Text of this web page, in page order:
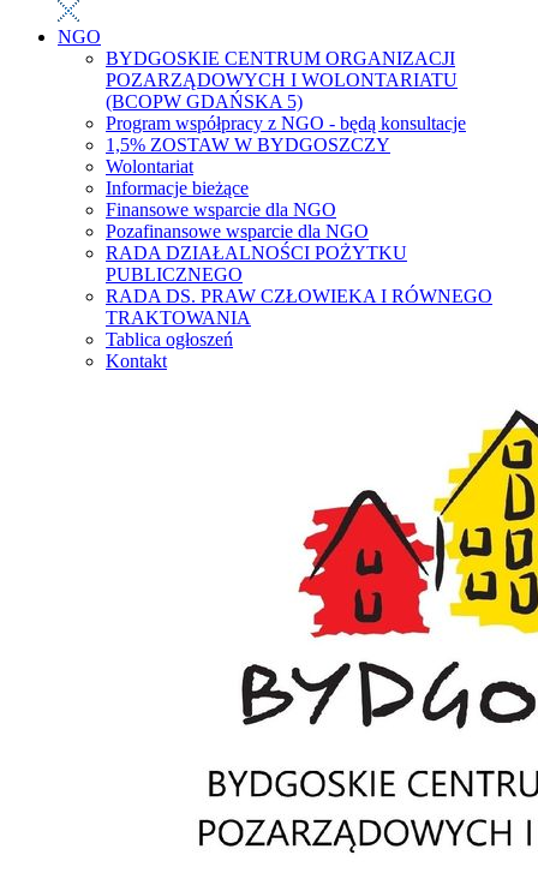
NGO
BYDGOSKIE CENTRUM ORGANIZACJI
POZARZĄDOWYCH I WOLONTARIATU
(BCOPW GDAŃSKA 5)
Program współpracy z NGO - będą konsultacje
1,5% ZOSTAW W BYDGOSZCZY
Wolontariat
Informacje bieżące
Finansowe wsparcie dla NGO
Pozafinansowe wsparcie dla NGO
RADA DZIAŁALNOŚCI POŻYTKU
PUBLICZNEGO
RADA DS. PRAW CZŁOWIEKA I RÓWNEGO
TRAKTOWANIA
Tablica ogłoszeń
Kontakt